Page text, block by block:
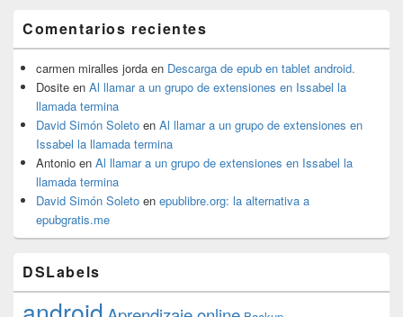
Comentarios recientes
carmen miralles jorda en Descarga de epub en tablet android.
Dosite en Al llamar a un grupo de extensiones en Issabel la
llamada termina
David Simón Soleto en Al llamar a un grupo de extensiones en
Issabel la llamada termina
Antonio en Al llamar a un grupo de extensiones en Issabel la
llamada termina
David Simón Soleto en epublibre.org: la alternativa a
epubgratis.me
DSLabels